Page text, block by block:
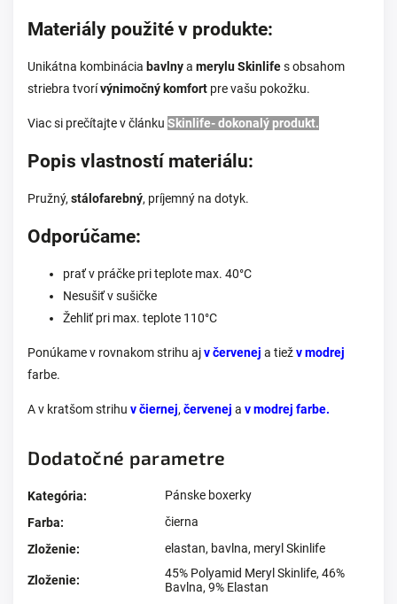
Materiály použité v produkte:
Unikátna kombinácia bavlnya merylu Skinlifes obsahom
striebra tvorívýnimočný komfort pre vašu pokožku.
Viac si prečítajte v článku Skinlife- dokonalý produkt.
Popis vlastností materiálu:
Pružný, stálofarebný, príjemný na dotyk.
Odporúčame:
prať v práčke pri teplote max. 40°C
Nesušiť v sušičke
Žehliť pri max. teplote 110°C
Ponúkame v rovnakom strihu ajv červenej a tiežv modrej
farbe.
A v kratšom strihu v čiernej, červenej a v modrej farbe.
Dodatočné parametre
Kategória:
Pánske boxerky
Farba:
čierna
Zloženie: elastan, bavlna, meryl Skinlife
Zloženie:
45% Polyamid Meryl Skinlife, 46%
Bavlna, 9% Elastan